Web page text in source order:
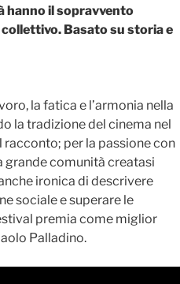
hanno il sopravvento
Basato su storia e
la fatica e l’armonia nella
la tradizione del cinema nel
per la passione con
grande comunità creatasi
ironica di descrivere
sociale e superare le
premia come miglior
Palladino.